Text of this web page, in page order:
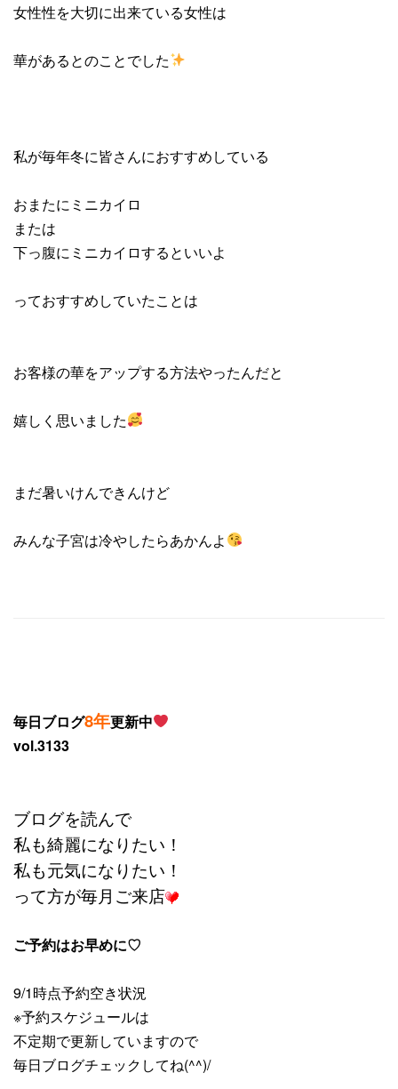
女性性を大切に出来ている女性は
華があるとのことでした
私が毎年冬に皆さんにおすすめしている
おまたにミニカイロ
または
下っ腹にミニカイロするといいよ
っておすすめしていたことは
お客様の華をアップする方法やったんだと
嬉しく思いました
まだ暑いけんできんけど
みんな子宮は冷やしたらあかんよ
毎日ブログ8年更新中
vol.3133
ブログを読んで
私も綺麗になりたい！
私も元気になりたい！
って方が毎月ご来店
ご予約はお早めに♡
9/1時点予約空き状況
※予約スケジュールは
不定期で更新していますので
毎日ブログチェックしてね(^^)/